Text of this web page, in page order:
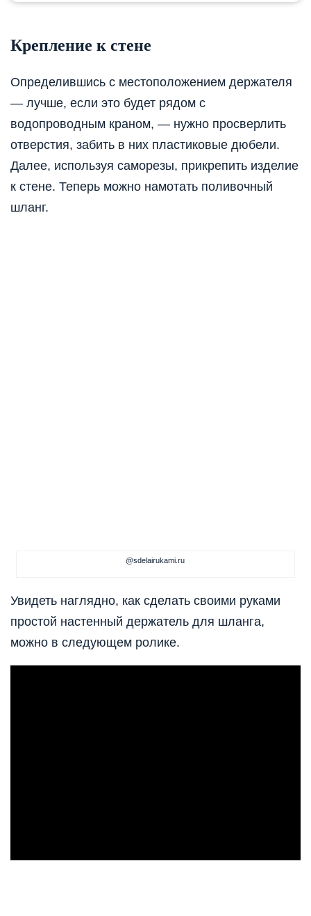
Крепление к стене
Определившись с местоположением держателя
— лучше, если это будет рядом с
водопроводным краном, — нужно просверлить
отверстия, забить в них пластиковые дюбели.
Далее, используя саморезы, прикрепить изделие
к стене. Теперь можно намотать поливочный
шланг.
@sdelairukami.ru
Увидеть наглядно, как сделать своими руками
простой настенный держатель для шланга,
можно в следующем ролике.